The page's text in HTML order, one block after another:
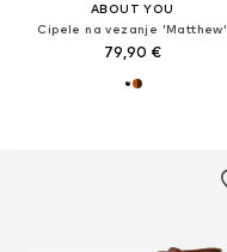
ABOUT YOU
Cipele na vezanje 'Matthew'
79,90 €